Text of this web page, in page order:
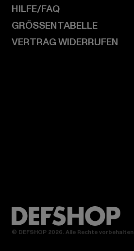
HILFE/FAQ
GRÖSSENTABELLE
VERTRAG WIDERRUFEN
© DEFSHOP 2026. Alle Rechte vorbehalten